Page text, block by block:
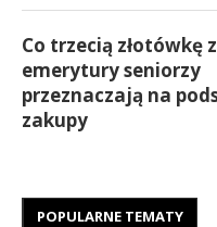
Co trzecią złotówkę z
emerytury seniorzy
przeznaczają na
zakupy
POPULARNE TEMATY